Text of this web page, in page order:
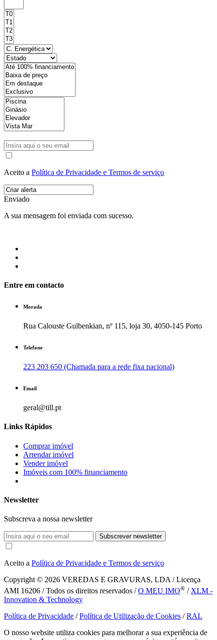
Aceito a Política de Privacidade e Termos de serviço
Enviado
A sua mensagem foi enviada com sucesso.
Entre em contacto
Morada
Rua Calouste Gulbenkian, nº 115, loja 30, 4050-145 Porto
Telefone
223 203 650 (Chamada para a rede fixa nacional)
Email
geral@till.pt
Links Rápidos
Comprar imóvel
Arrendar imóvel
Vender imóvel
Imóveis com 100% financiamento
Newsletter
Subscreva a nossa newsletter
Subscrever newsletter
Aceito a Política de Privacidade e Termos de serviço
Copyright © 2026 VEREDAS E GRAVURAS, LDA / Licença
AMI 16206 / Todos os direitos reservados /O MEU IMO® / XLM -
Innovation & Technology
Política de Privacidade /Política de Utilização de Cookies /RAL
O nosso website utiliza cookies para melhorar a sua experiência de